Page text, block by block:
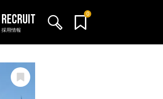
0
採用情報